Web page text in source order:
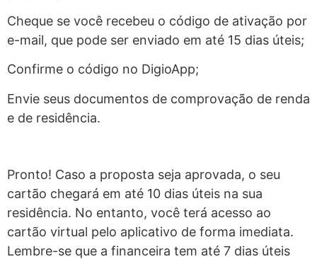
Cheque se você recebeu o código de ativação por
e-mail, que pode ser enviado em até 15 dias úteis;
Confirme o código no DigioApp;
Envie seus documentos de comprovação de renda
e de residência.
Pronto! Caso a proposta seja aprovada, o seu
cartão chegará em até 10 dias úteis na sua
residência. No entanto, você terá acesso ao
cartão virtual pelo aplicativo de forma imediata.
Lembre-se que a financeira tem até 7 dias úteis